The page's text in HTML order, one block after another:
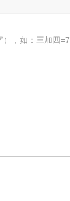
），如：三加四=7